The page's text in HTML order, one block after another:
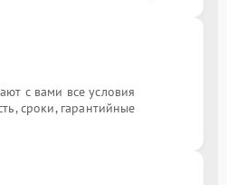
с вами все условия
сроки, гарантийные